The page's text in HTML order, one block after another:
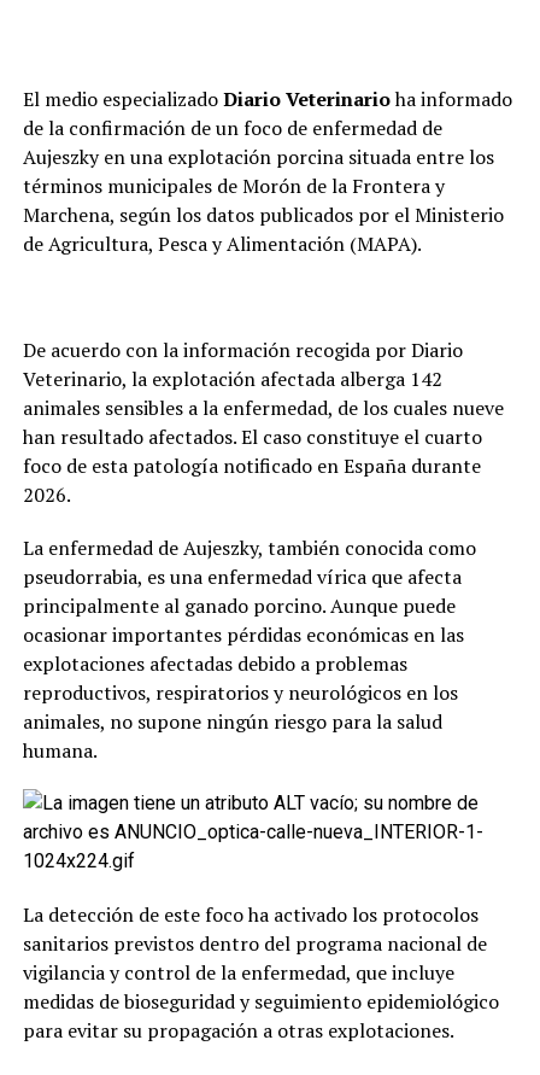
El medio especializadoDiario Veterinarioha informado
de la confirmación de un foco de enfermedad de
Aujeszky en una explotación porcina situada entre los
términos municipales de Morón de la Frontera y
Marchena, según los datos publicados por el Ministerio
de Agricultura, Pesca y Alimentación (MAPA).
De acuerdo con la información recogida por Diario
Veterinario, la explotación afectada alberga 142
animales sensibles a la enfermedad, de los cuales nueve
han resultado afectados. El caso constituye el cuarto
foco de esta patología notificado en España durante
2026.
La enfermedad de Aujeszky, también conocida como
pseudorrabia, es una enfermedad vírica que afecta
principalmente al ganado porcino. Aunque puede
ocasionar importantes pérdidas económicas en las
explotaciones afectadas debido a problemas
reproductivos, respiratorios y neurológicos en los
animales, no supone ningún riesgo para la salud
humana.
La detección de este foco ha activado los protocolos
sanitarios previstos dentro del programa nacional de
vigilancia y control de la enfermedad, que incluye
medidas de bioseguridad y seguimiento epidemiológico
para evitar su propagación a otras explotaciones.